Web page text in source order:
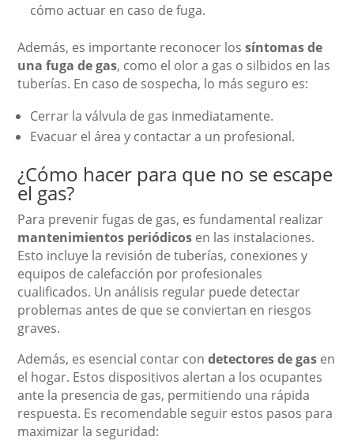
cómo actuar en caso de fuga.
Además, es importante reconocer lossíntomas de
una fuga de gas, como el olor a gas o silbidos en las
tuberías. En caso de sospecha, lo más seguro es:
Cerrar la válvula de gas inmediatamente.
Evacuar el área y contactar a un profesional.
¿Cómo hacer para que no se escape
el gas?
Para prevenir fugas de gas, es fundamental realizar
mantenimientos periódicos en las instalaciones.
Esto incluye la revisión de tuberías, conexiones y
equipos de calefacción por profesionales
cualificados. Un análisis regular puede detectar
problemas antes de que se conviertan en riesgos
graves.
Además, es esencial contar condetectores de gas en
el hogar. Estos dispositivos alertan a los ocupantes
ante la presencia de gas, permitiendo una rápida
respuesta. Es recomendable seguir estos pasos para
maximizar la seguridad: